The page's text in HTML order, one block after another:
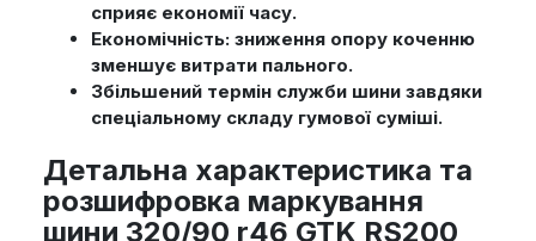
сприяє економії часу.
Економічність: зниження опору коченню
зменшує витрати пального.
Збільшений термін служби шини завдяки
спеціальному складу гумової суміші.
Детальна характеристика та
розшифровка маркування
шини 320/90 r46 GTK RS200